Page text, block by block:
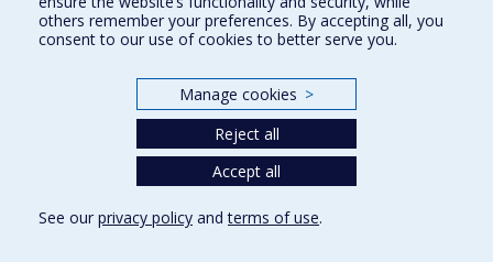
Accessibilité
Nos départements et écoles
others remember your preferences. By accepting all, you
consent to our use of cookies to better serve you.
Manage cookies >
Reject all
Accept all
See our privacy policy andterms of use.